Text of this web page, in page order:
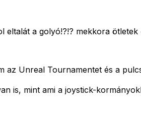
a golyó!?!? mekkora ötletek
Unreal Tournamentet és a
is, mint ami a joystick-